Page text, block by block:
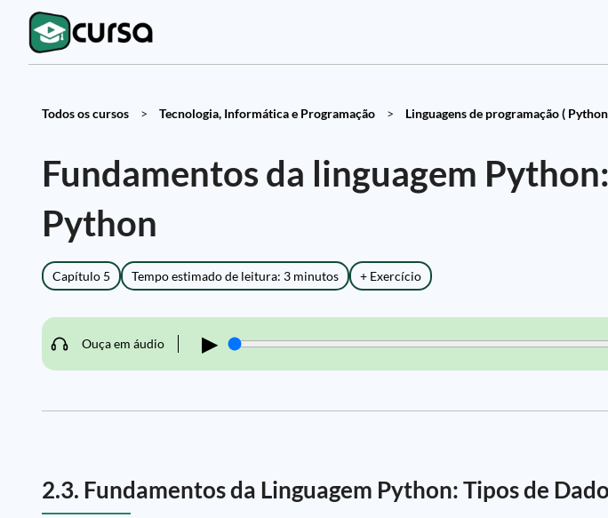
Todos os cursos > Tecnologia, Informática e Programação > Linguagens de programação (
Fundamentos da linguagem
Python
Capítulo 5 Tempo estimado de leitura: 3 minutos + Exercício
Ouça em áudio ▶
2.3. Fundamentos da Linguagem Python: Tipos de